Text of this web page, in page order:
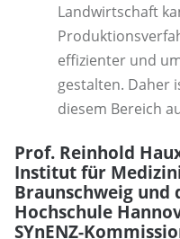
Landwirtschaft
effizienter und
gestalten. Daher
diesem Bereich
Prof. Reinhold
Institut für
Braunschweig und
Hochschule
SYnENZ-